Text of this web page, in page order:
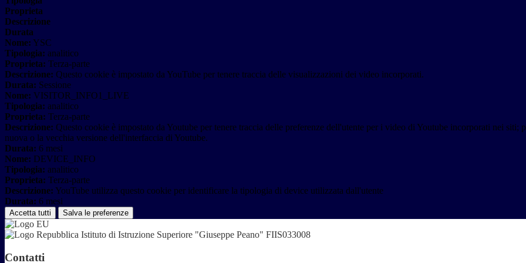
Proprieta
Descrizione
Durata
Nome: YSC
Tipologia: analitico
Proprieta: Terza-parte
Descrizione: Questo cookie è impostato da YouTube per tenere traccia delle visualizzazioni dei video incorporati.
Durata: Sessione
Nome: VISITOR_INFO1_LIVE
Tipologia: analitico
Proprieta: Terza-parte
Descrizione: Questo cookie è impostato da Youtube per tenere traccia delle preferenze dell'utente per i video di Youtube incorporati nei
nuova o la vecchia versione dell'interfaccia di Youtube.
Durata: 6 mesi
Nome: DEVICE_INFO
Tipologia: analitico
Proprieta: Terza-parte
Descrizione: YouTube utilizza questo cookie per identificare la tipologia di device utilizzata dall'utente
Durata: 6 mesi
Accetta tutti Salva le preferenze
Istituto di Istruzione Superiore "Giuseppe Peano" FIIS033008
Contatti